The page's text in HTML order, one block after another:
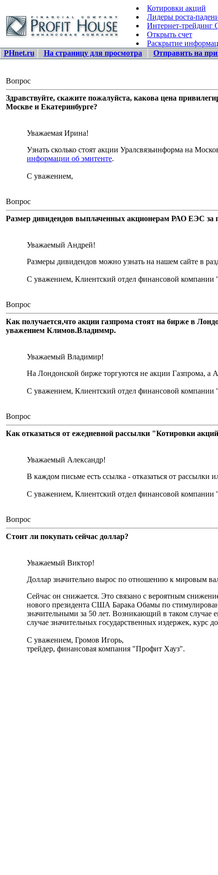
Котировки акций
Лидеры роста-
Интернет-трейдинг
Открыть счет
Раскрытие
PHnet.ru
На страницу для просмотра Отправить на
Вопрос
Здравствуйте, скажите пожалуйста, какова цена
Москве и Екатеринбурге?
Уважаемая Ирина!
Узнать сколько стоят акции Уралсвязьинформа на
информации об эмитенте.
С уважением,
Вопрос
Размер дивидендов выплаченных акционерам РАО ЕЭС за
Уважаемый Андрей!
Размеры дивидендов можно узнать на нашем сайте в
С уважением, Клиентский отдел финансовой
Вопрос
Как получается,что акции газпрома стоят на бирже в
уважением Климов.Владиммр.
Уважаемый Владимир!
На Лондонской бирже торгуются не акции Газпрома, а
С уважением, Клиентский отдел финансовой
Вопрос
Как отказаться от ежедневной рассылки "Котировки
Уважаемый Александр!
В каждом письме есть ссылка - отказаться от рассылки
С уважением, Клиентский отдел финансовой
Вопрос
Стоит ли покупать сейчас доллар?
Уважаемый Виктор!
Доллар значительно вырос по отношению к мировым
Сейчас он снижается. Это связано с вероятным
нового президента США Барака Обамы по
значительными за 50 лет. Возникающий в таком
случае значительных государственных издержек, курс
С уважением, Громов Игорь,
трейдер, финансовая компания "Профит Хауз".